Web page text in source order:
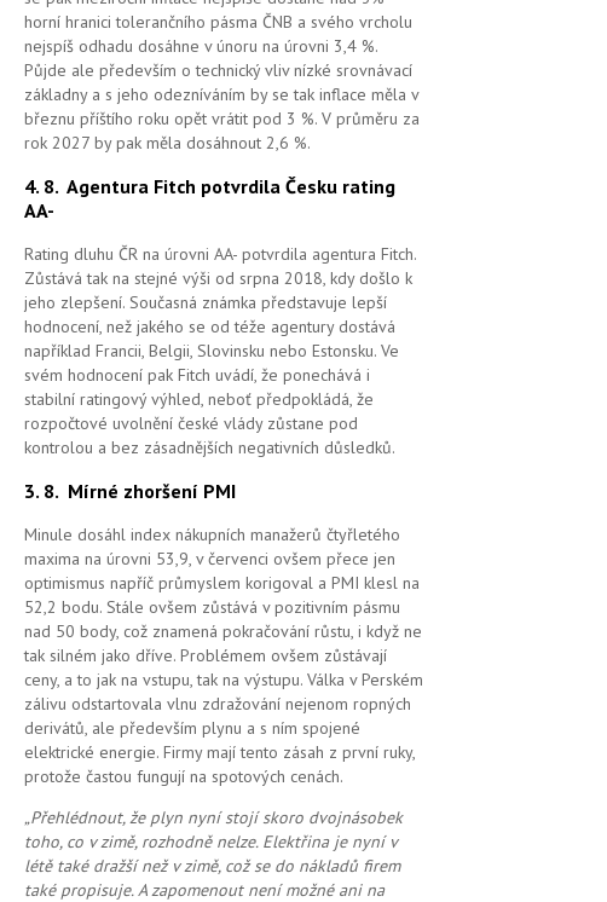
horní hranici tolerančního pásma ČNB a svého vrcholu
nejspíš odhadu dosáhne v únoru na úrovni 3,4 %.
Půjde ale především o technický vliv nízké srovnávací
základny a s jeho odezníváním by se tak inflace měla v
březnu příštího roku opět vrátit pod 3 %. V průměru za
rok 2027 by pak měla dosáhnout 2,6 %.
4. 8. Agentura Fitch potvrdila Česku rating
AA-
Rating dluhu ČR na úrovni AA- potvrdila agentura Fitch.
Zůstává tak na stejné výši od srpna 2018, kdy došlo k
jeho zlepšení. Současná známka představuje lepší
hodnocení, než jakého se od téže agentury dostává
například Francii, Belgii, Slovinsku nebo Estonsku. Ve
svém hodnocení pak Fitch uvádí, že ponechává i
stabilní ratingový výhled, neboť předpokládá, že
rozpočtové uvolnění české vlády zůstane pod
kontrolou a bez zásadnějších negativních důsledků.
3. 8. Mírné zhoršení PMI
Minule dosáhl index nákupních manažerů čtyřletého
maxima na úrovni 53,9, v červenci ovšem přece jen
optimismus napříč průmyslem korigoval a PMI klesl na
52,2 bodu. Stále ovšem zůstává v pozitivním pásmu
nad 50 body, což znamená pokračování růstu, i když ne
tak silném jako dříve. Problémem ovšem zůstávají
ceny, a to jak na vstupu, tak na výstupu. Válka v Perském
zálivu odstartovala vlnu zdražování nejenom ropných
derivátů, ale především plynu a s ním spojené
elektrické energie. Firmy mají tento zásah z první ruky,
protože častou fungují na spotových cenách.
„Přehlédnout, že plyn nyní stojí skoro dvojnásobek
toho, co v zimě, rozhodně nelze. Elektřina je nyní v
létě také dražší než v zimě, což se do nákladů firem
také propisuje. A zapomenout není možnéani na